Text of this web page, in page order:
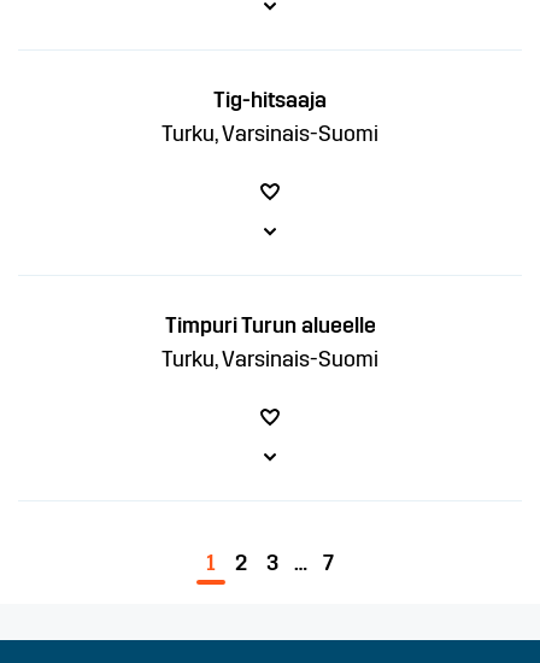
Tig-hitsaaja
Turku, Varsinais-Suomi
Timpuri Turun alueelle
Turku, Varsinais-Suomi
1 2 3 … 7